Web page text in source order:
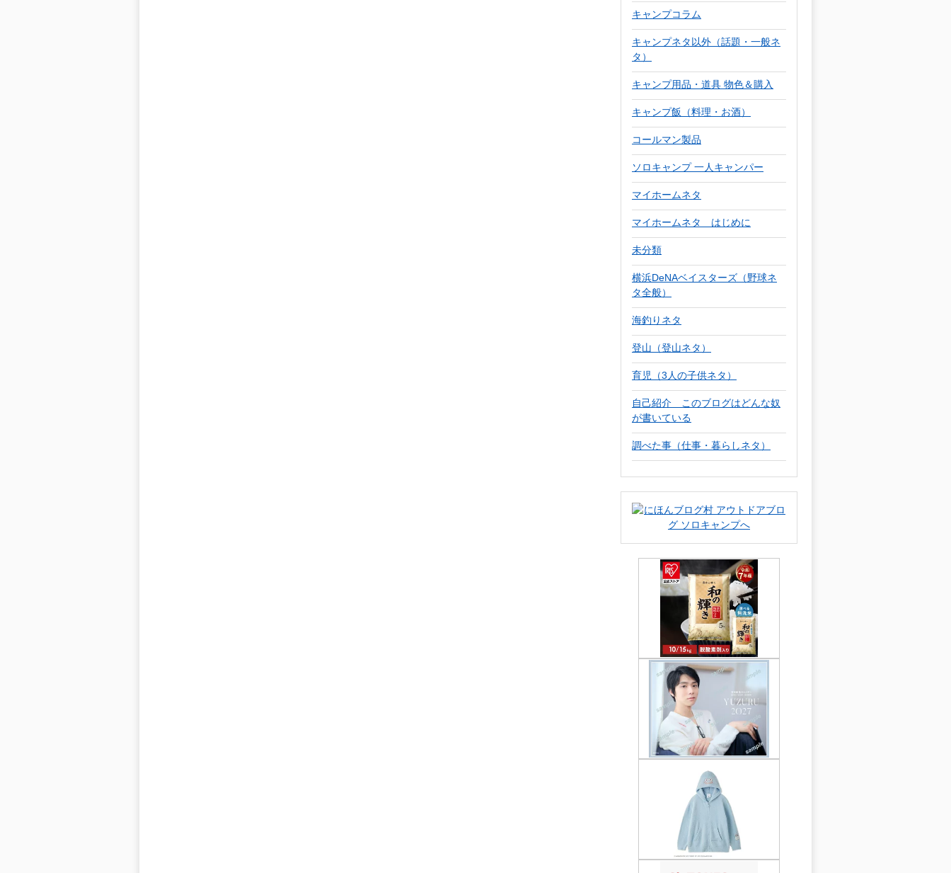
キャンプコラム
キャンプネタ以外（話題・一般ネ
タ）
キャンプ用品・道具 物色＆購入
キャンプ飯（料理・お酒）
コールマン製品
ソロキャンプ 一人キャンパー
マイホームネタ
マイホームネタ はじめに
未分類
横浜DeNAベイスターズ（野球ネ
タ全般）
海釣りネタ
登山（登山ネタ）
育児（3人の子供ネタ）
自己紹介 このブログはどんな奴
が書いている
調べた事（仕事・暮らしネタ）